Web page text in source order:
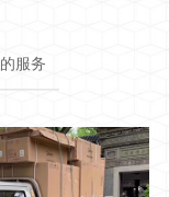
服务